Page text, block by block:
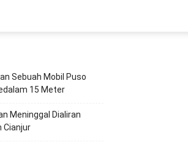
Sebuah Mobil Puso
15 Meter
Meninggal Dialiran
Cianjur